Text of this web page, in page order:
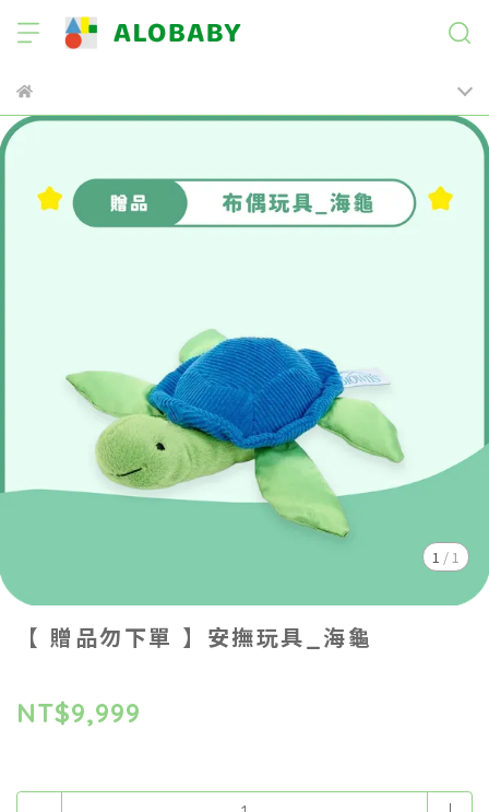
1 / 1
【 贈品勿下單 】安撫玩具_海龜
NT$9,999